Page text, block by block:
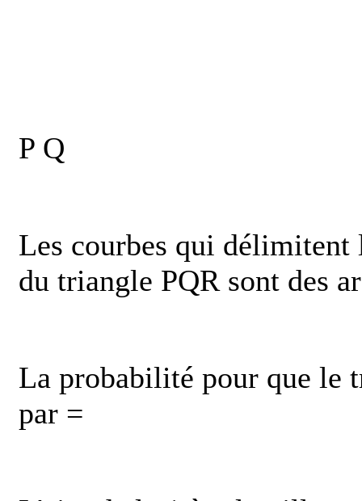
P Q
Les courbes qui
du triangle PQR sont des
La probabilité pour que le
par =